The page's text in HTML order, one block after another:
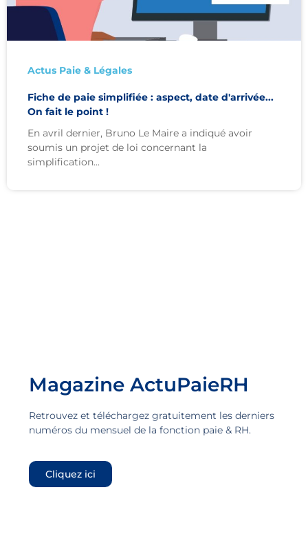
Actus Paie & Légales
Fiche de paie simplifiée : aspect, date d'arrivée...
On fait le point !
En avril dernier, Bruno Le Maire a indiqué avoir
soumis un projet de loi concernant la
simplification...
Magazine ActuPaieRH
Retrouvez et téléchargez gratuitement les derniers
numéros du mensuel de la fonction paie & RH.
Cliquez ici